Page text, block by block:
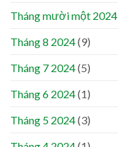
Tháng mười một 2024
Tháng 8 2024(9)
Tháng 7 2024(5)
Tháng 6 2024(1)
Tháng 5 2024(3)